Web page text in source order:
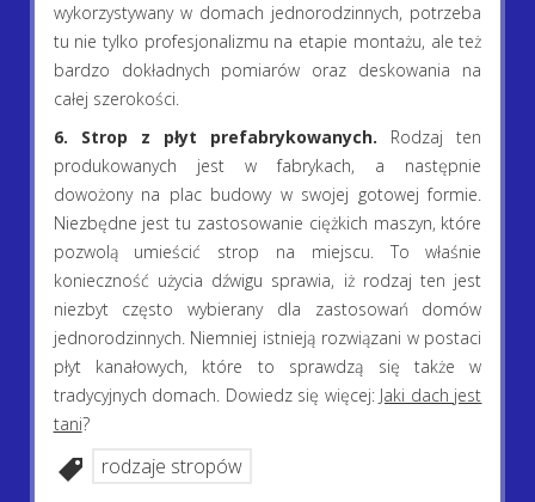
wykorzystywany w domach jednorodzinnych, potrzeba
tu nie tylko profesjonalizmu na etapie montażu, ale też
bardzo dokładnych pomiarów oraz deskowania na
całej szerokości.
6. Strop z płyt prefabrykowanych. Rodzaj ten
produkowanych jest w fabrykach, a następnie
dowożony na plac budowy w swojej gotowej formie.
Niezbędne jest tu zastosowanie ciężkich maszyn, które
pozwolą umieścić strop na miejscu. To właśnie
konieczność użycia dźwigu sprawia, iż rodzaj ten jest
niezbyt często wybierany dla zastosowań domów
jednorodzinnych. Niemniej istnieją rozwiązani w postaci
płyt kanałowych, które to sprawdzą się także w
tradycyjnych domach. Dowiedz się więcej: Jaki dach jest
tani?
rodzaje stropów